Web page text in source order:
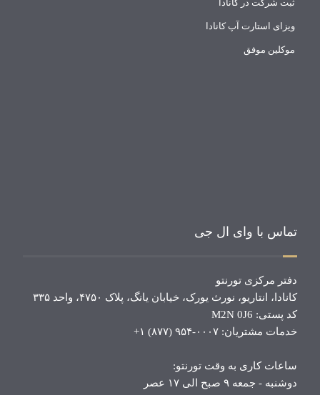
ثبت شرکت در کانادا
ویزای استارت آپ کانادا
موکلین موفق
تماس با وای ال جی
دفتر مرکزی تورنتو
کانادا، انتاریو، نورث یورک، خیابان یانگ، پلاک ۴۷۵۰، واحد ۳۳۵
کد پستی: M2N 0J6
خدمات مشتریان: ۰۰۰۷-۹۵۴ (۸۷۷) ۱+
ساعات کاری به وقت تورنتو:
دوشنبه - جمعه ۹ صبح الی ۱۷ عصر